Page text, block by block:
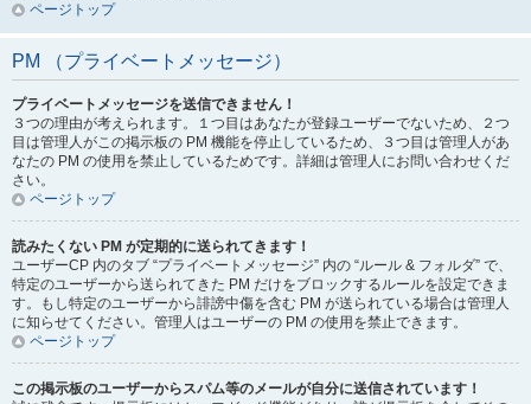
ページトップ
PM （プライベートメッセージ）
プライベートメッセージを送信できません！
３つの理由が考えられます。１つ目はあなたが登録ユーザーでないため、２つ
目は管理人がこの掲示板の PM 機能を停止しているため、３つ目は管理人があ
なたの PM の使用を禁止しているためです。詳細は管理人にお問い合わせくだ
さい。
ページトップ
読みたくない PM が定期的に送られてきます！
ユーザーCP 内のタブ “プライベートメッセージ” 内の “ルール & フォルダ” で、
特定のユーザーから送られてきた PM だけをブロックするルールを設定できま
す。もし特定のユーザーから誹謗中傷を含む PM が送られている場合は管理人
に知らせてください。管理人はユーザーの PM の使用を禁止できます。
ページトップ
この掲示板のユーザーからスパム等のメールが自分に送信されています！